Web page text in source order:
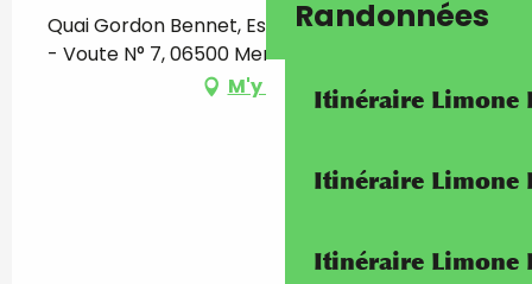
Randonnées
Itinéraire Limone
Itinéraire Limone
Itinéraire Limone
Quai Gordon Bennet, Esplanade des Sablettes
- Voute N° 7, 06500 Menton
M'y rendre